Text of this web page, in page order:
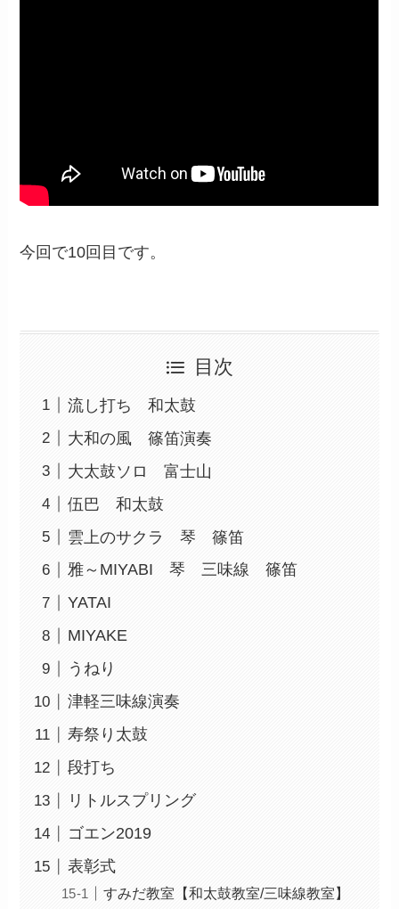
今回で10回目です。
目次
流し打ち 和太鼓
大和の風 篠笛演奏
大太鼓ソロ 富士山
伍巴 和太鼓
雲上のサクラ 琴 篠笛
雅～MIYABI 琴 三味線 篠笛
YATAI
MIYAKE
うねり
津軽三味線演奏
寿祭り太鼓
段打ち
リトルスプリング
ゴエン2019
表彰式
すみだ教室【和太鼓教室/三味線教室】